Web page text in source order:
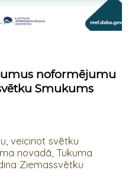
noformējumu
Smukums
veicinot svētku
novadā, Tukuma
Ziemassvētku